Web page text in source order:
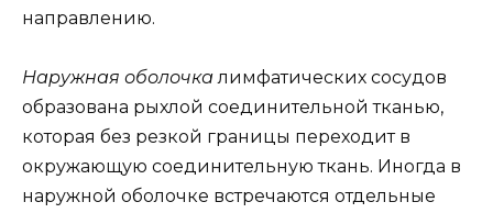
направлению.
Наружная оболочкалимфатических сосудов
образована рыхлой соединительной тканью,
которая без резкой границы переходит в
окружающую соединительную ткань. Иногда в
наружной оболочке встречаются отдельные